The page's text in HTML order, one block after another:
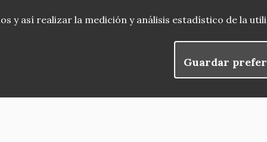
y así realizar la medición y análisis estadístico de la
Guardar